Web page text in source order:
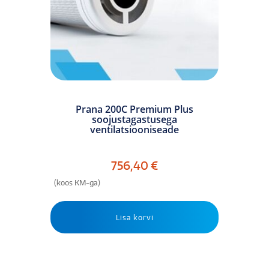
Prana 200C Premium Plus
soojustagastusega
ventilatsiooniseade
756,40 €
(koos KM-ga)
Lisa korvi